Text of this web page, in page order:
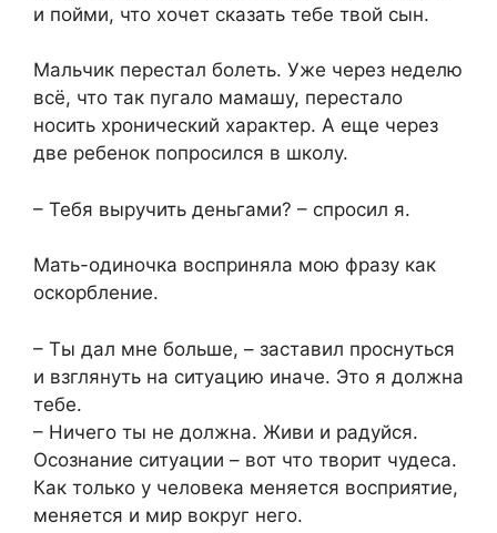
и пойми, что хочет сказать тебе твой сын.
Мальчик перестал болеть. Уже через неделю
всё, что так пугало мамашу, перестало
носить хронический характер. А еще через
две ребенок попросился в школу.
– Тебя выручить деньгами? – спросил я.
Мать-одиночка восприняла мою фразу как
оскорбление.
– Ты дал мне больше, – заставил проснуться
и взглянуть на ситуацию иначе. Это я должна
тебе.
– Ничего ты не должна. Живи и радуйся.
Осознание ситуации – вот что творит чудеса.
Как только у человека меняется восприятие,
меняется и мир вокруг него.